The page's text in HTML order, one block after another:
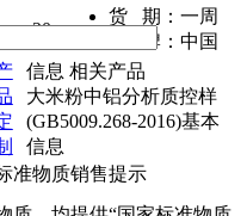
货 期： 一周
品 牌： 中国
20g
信息 相关产品
大米粉中铝分析质控样
(GB5009.268-2016)基本
信息
准物质销售提示